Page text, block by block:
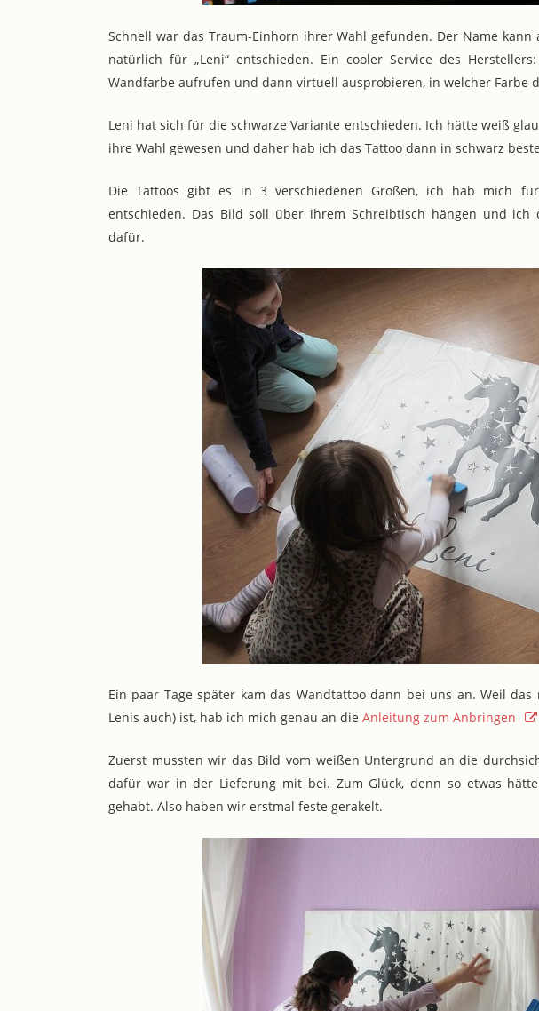
Schnell war das Traum-Einhorn ihrer Wahl gefunden. Der Name
natürlich für „Leni“ entschieden. Ein cooler Service des
Wandfarbe aufrufen und dann virtuell ausprobieren, in welcher Farbe
Leni hat sich für die schwarze Variante entschieden. Ich hätte weiß
ihre Wahl gewesen und daher hab ich das Tattoo dann in schwarz
Die Tattoos gibt es in 3 verschiedenen Größen, ich hab mich
entschieden. Das Bild soll über ihrem Schreibtisch hängen und ich
dafür.
Ein paar Tage später kam das Wandtattoo dann bei uns an. Weil
Lenis auch) ist, hab ich mich genau an die Anleitung zum Anbringen
Zuerst mussten wir das Bild vom weißen Untergrund an die
dafür war in der Lieferung mit bei. Zum Glück, denn so etwas
gehabt. Also haben wir erstmal feste gerakelt.